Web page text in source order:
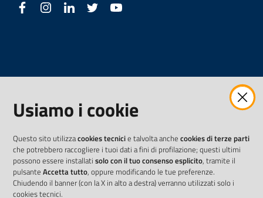
FacebookInstagramLinkedIn Twitter
Usiamo i cookie
Questo sito utilizzacookies tecnicie talvolta anche cookies di terze parti
che potrebbero raccogliere i tuoi dati a fini di profilazione; questi ultimi
possono essere installati solo con il tuo consenso esplicito, tramite il
pulsante Accetta tutto, oppure modificando le tue preferenze.
Chiudendo il banner (con la X in alto a destra) verranno utilizzati solo i
cookies tecnici.